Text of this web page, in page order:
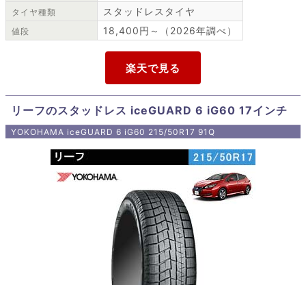
タイヤ種類 スタッドレスタイヤ
値段 18,400円～（2026年調べ）
リーフのスタッドレス iceGUARD 6 iG60 17インチ
YOKOHAMA iceGUARD 6 iG60 215/50R17 91Q